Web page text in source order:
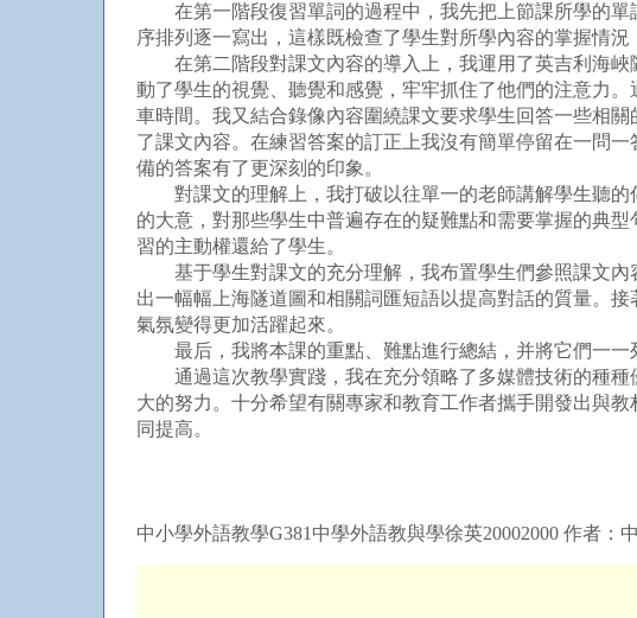
在第一階段復習單詞的過程中，我先把上節課所學的單
序排列逐一寫出，這樣既檢查了學生對所學內容的掌握情況
在第二階段對課文內容的導入上，我運用了英吉利海峽
動了學生的視覺、聽覺和感覺，牢牢抓住了他們的注意力
車時間。我又結合錄像內容圍繞課文要求學生回答一些相
了課文內容。在練習答案的訂正上我沒有簡單停留在一問
備的答案有了更深刻的印象。
對課文的理解上，我打破以往單一的老師講解學生聽的
的大意，對那些學生中普遍存在的疑難點和需要掌握的典
習的主動權還給了學生。
基于學生對課文的充分理解，我布置學生們參照課文內
出一幅幅上海隧道圖和相關詞匯短語以提高對話的質量。
氣氛變得更加活躍起來。
最后，我將本課的重點、難點進行總結，并將它們一一
通過這次教學實踐，我在充分領略了多媒體技術的種種
大的努力。十分希望有關專家和教育工作者攜手開發出與
同提高。
中小學外語教學G381中學外語教與學徐英20002000 作者：